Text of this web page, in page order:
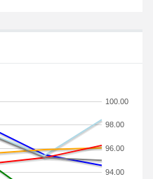
94.00
96.00
98.00
100.00